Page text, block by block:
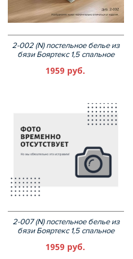
2-002 (N) постельное белье из
бязи Бояртекс 1,5 спальное
1959 руб.
2-007 (N) постельное белье из
бязи Бояртекс 1,5 спальное
1959 руб.